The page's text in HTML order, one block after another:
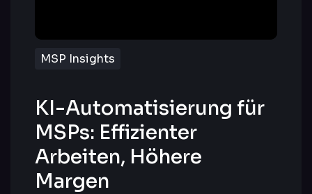
MSP Insights
KI-Automatisierung für
MSPs: Effizienter
Arbeiten, Höhere
Margen